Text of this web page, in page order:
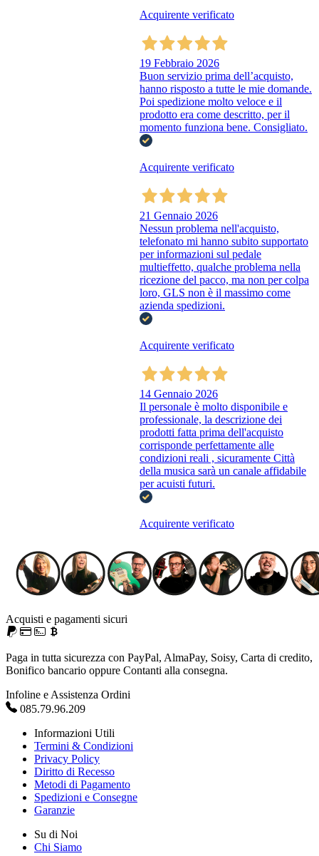
Acquirente verificato
19 Febbraio 2026
Buon servizio prima dell’acquisto,
hanno risposto a tutte le mie domande.
Poi spedizione molto veloce e il
prodotto era come descritto, per il
momento funziona bene. Consigliato.
Acquirente verificato
21 Gennaio 2026
Nessun problema nell'acquisto,
telefonato mi hanno subito supportato
per informazioni sul pedale
multieffetto, qualche problema nella
ricezione del pacco, ma non per colpa
loro, GLS non è il massimo come
azienda spedizioni.
Acquirente verificato
14 Gennaio 2026
Il personale è molto disponibile e
professionale, la descrizione dei
prodotti fatta prima dell'acquisto
corrisponde perfettamente alle
condizioni reali , sicuramente Città
della musica sarà un canale affidabile
per acuisti futuri.
Acquirente verificato
Acquisti e pagamenti sicuri
Paga in tutta sicurezza con PayPal, AlmaPay, Soisy, Carta di credito,
Bonifico bancario oppure Contanti alla consegna.
Infoline e Assistenza Ordini
085.79.96.209
Informazioni Utili
Termini & Condizioni
Privacy Policy
Diritto di Recesso
Metodi di Pagamento
Spedizioni e Consegne
Garanzie
Su di Noi
Chi Siamo